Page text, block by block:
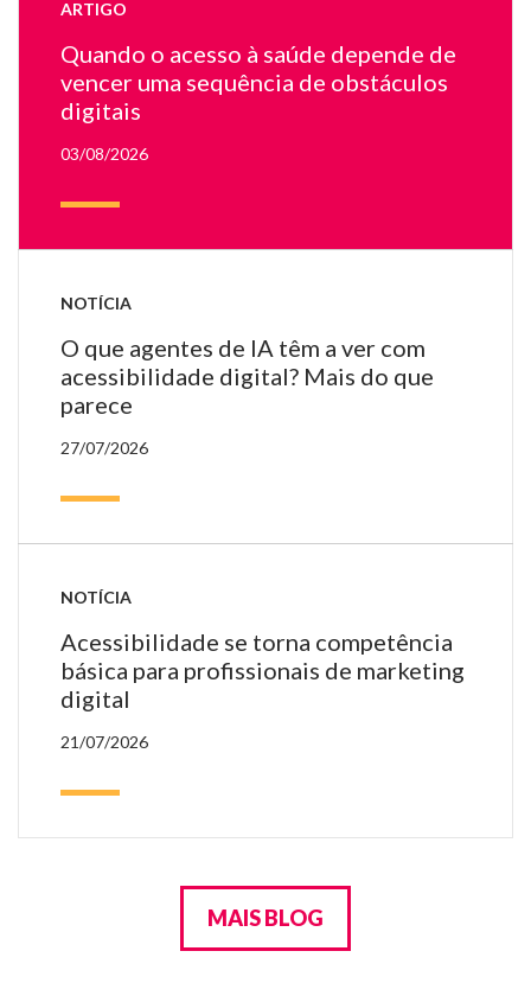
ARTIGO
Quando o acesso à saúde depende de
vencer uma sequência de obstáculos
digitais
03/08/2026
NOTÍCIA
O que agentes de IA têm a ver com
acessibilidade digital? Mais do que
parece
27/07/2026
NOTÍCIA
Acessibilidade se torna competência
básica para profissionais de marketing
digital
21/07/2026
MAIS BLOG